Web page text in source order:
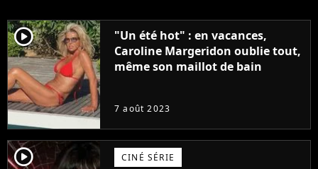
player2
"Un été hot" : en vacances,
Caroline Margeridon oublie tout,
même son maillot de bain
7 août 2023
player2 CINÉ SÉRIE